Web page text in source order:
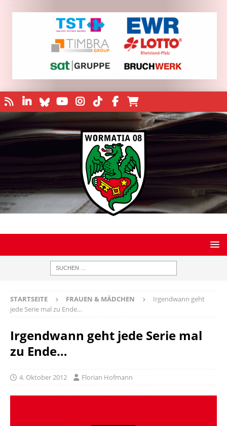
STARTSEITE FRAUEN & MÄDCHEN
Irgendwann geht
jede Serie mal zu Ende…
Irgendwann geht jede Serie mal
zu Ende…
4. Oktober 2012 Florian Hofmann